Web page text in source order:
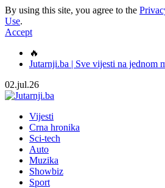
By using this site, you agree to the
Use.
Accept
🔥
Jutarnji.ba | Sve vijesti na jednom
02.jul.26
Vijesti
Crna hronika
Sci-tech
Auto
Muzika
Showbiz
Sport